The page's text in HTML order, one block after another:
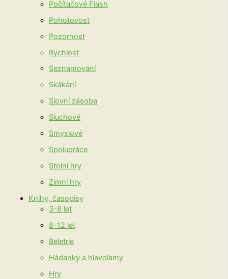
Počítačové Flash
Pohotovost
Pozornost
Rychlost
Seznamování
Skákání
Slovní zásoba
Sluchové
Smyslové
Spolupráce
Stolní hry
Zimní hry
Knihy, časopisy
3-8 let
8-12 let
Beletrie
Hádanky a hlavolamy
Hry